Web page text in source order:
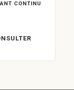
CONTINU